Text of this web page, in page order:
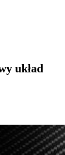
układ